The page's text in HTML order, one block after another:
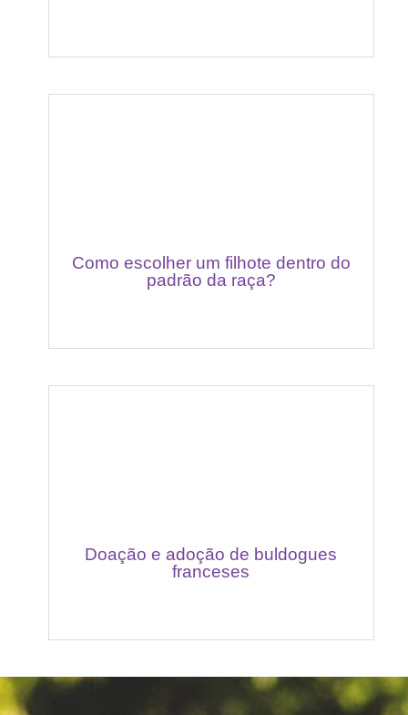
Como escolher um filhote dentro do
padrão da raça?
Doação e adoção de buldogues
franceses